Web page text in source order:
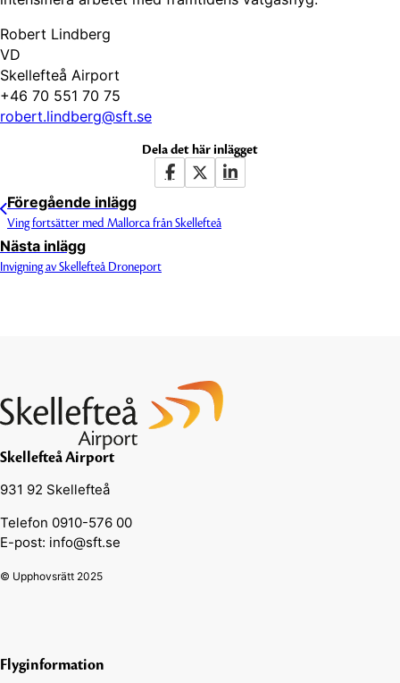
Robert Lindberg
VD
Skellefteå Airport
+46 70 551 70 75
robert.lindberg@sft.se
Dela det här inlägget
Föregående inlägg
Ving fortsätter med Mallorca från Skellefteå
Nästa inlägg
Invigning av Skellefteå Droneport
Skellefteå Airport
931 92 Skellefteå
Telefon 0910-576 00
E-post: info@sft.se
© Upphovsrätt 2025
Flyginformation